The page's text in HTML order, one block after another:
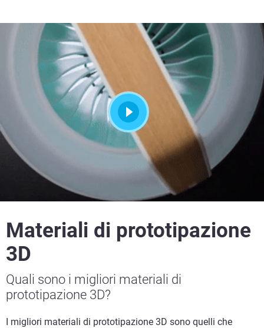
Materiali di prototipazione
3D
Quali sono i migliori materiali di
prototipazione 3D?
I migliori materiali di prototipazione 3D sono quelli che